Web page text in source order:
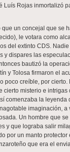
Luís Rojas inmortalizó
un concejal que se
le votara como
del extinto CDS.
y dispares las
bautizó la
y Tolosa firmaron el
poco creíble, por
cierto misterio e
comenzaba la
imaginación, a
Un hombre que
y que lograba salir
por un manto
que era el